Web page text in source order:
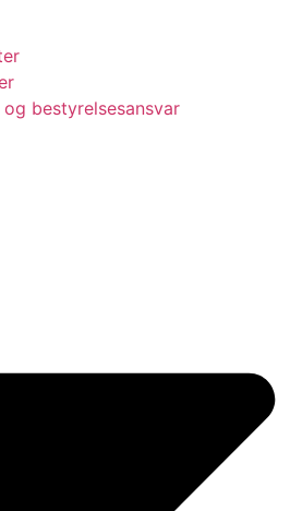
bestyrelsesansvar